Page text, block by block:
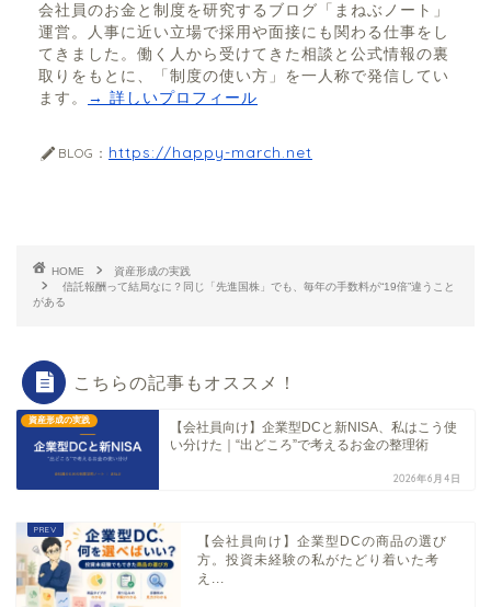
会社員のお金と制度を研究するブログ「まねぶノート」
運営。人事に近い立場で採用や面接にも関わる仕事をし
てきました。働く人から受けてきた相談と公式情報の裏
取りをもとに、「制度の使い方」を一人称で発信してい
ます。
→ 詳しいプロフィール
BLOG： https://happy-march.net
HOME
資産形成の実践
信託報酬って結局なに？同じ「先進国株」でも、毎年の手数料が“19倍”違うこと
がある
こちらの記事もオススメ！
資産形成の実践
【会社員向け】企業型DCと新NISA、私はこう使
い分けた｜“出どころ”で考えるお金の整理術
2026年6月4日
【会社員向け】企業型DCの商品の選び
方。投資未経験の私がたどり着いた考
え...